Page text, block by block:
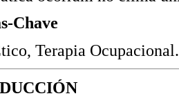
Chave
Terapia